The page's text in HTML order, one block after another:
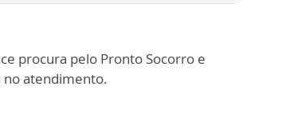
procura pelo Pronto Socorro e
no atendimento.